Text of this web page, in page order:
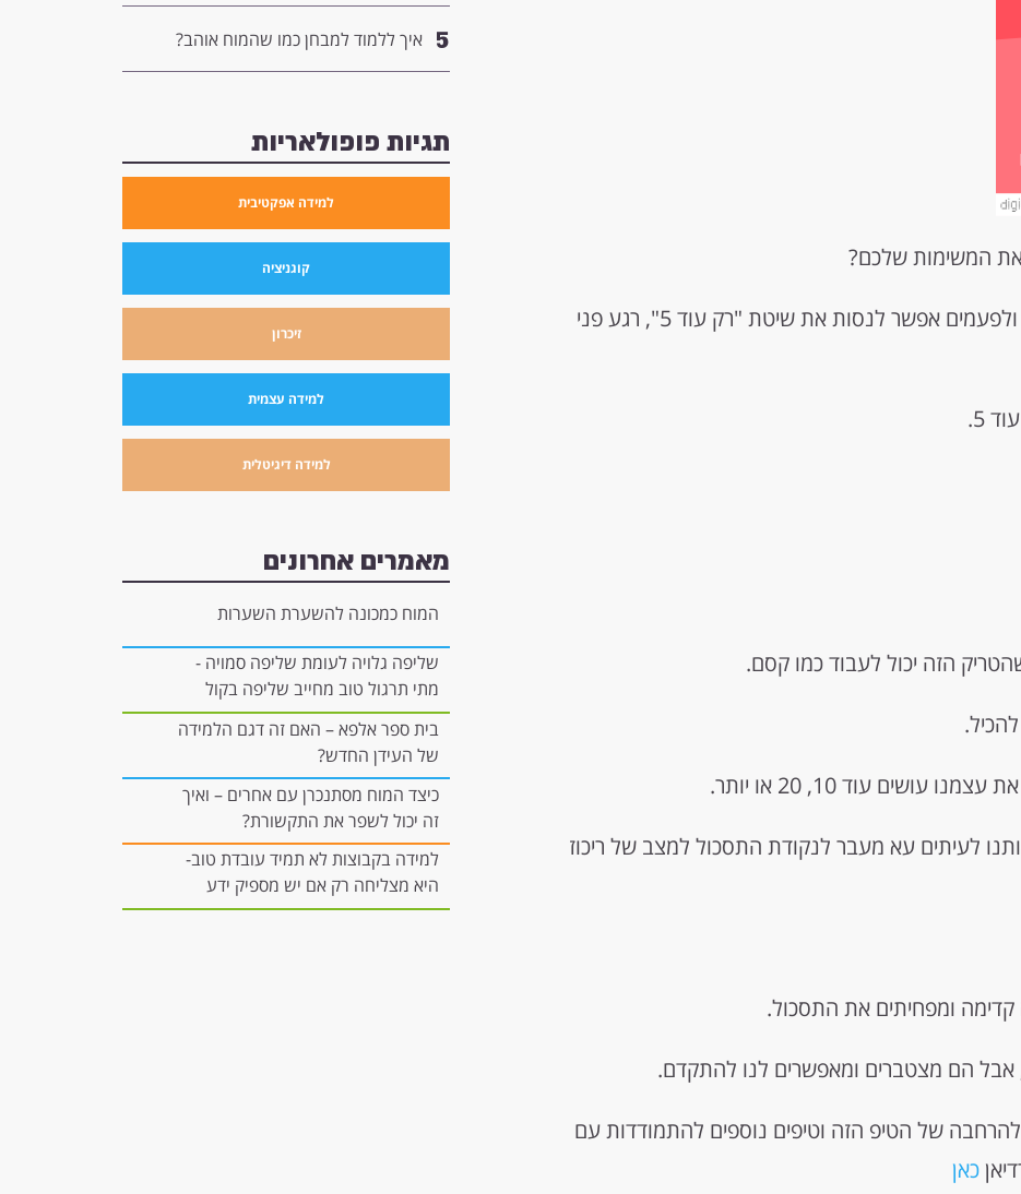
המשימות שלכם?
לפעמים כדאי להספיק ולחדש כוחות, ולפעמים אפשר לנסות את שיטת "רק עוד 5", רגע פני
5.
הזה יכול לעבוד כמו קסם.
עוד 10, 20 או יותר.
לעיתים עא מעבר לנקודת התסכול למצב של ריכוז
ומפחיתים את התסכול.
הם מצטברים ומאפשרים לנו להתקדם.
של הטיפ הזה וטיפים נוספים להתמודדות עם
כאן
5 איך ללמוד למבחן כמו שהמוח אוהב?
תגיות פופולאריות
למידה אפקטיבית
קוגניציה
זיכרון
למידה עצמית
למידה דיגיטלית
מאמרים אחרונים
המוח כמכונה להשערת השערות
שליפה גלויה לעומת שליפה סמויה -
מתי תרגול טוב מחייב שליפה בקול
רם, ומתי הוא יכול להיות "בתוך
הראש"?
בית ספר אלפא – האם זה דגם הלמידה
של העידן החדש?
כיצד המוח מסתנכרן עם אחרים – ואיך
זה יכול לשפר את התקשורת?
למידה בקבוצות לא תמיד עובדת טוב-
היא מצליחה רק אם יש מספיק ידע
להשתתפות משמעותית